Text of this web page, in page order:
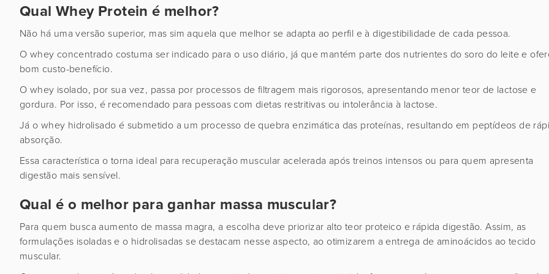
Qual Whey Protein é melhor?
Não há uma versão superior, mas sim aquela que melhor se adapta ao perfil e à digestibilidade de cada pessoa.
O whey concentrado costuma ser indicado para o uso diário, já que mantém parte dos nutrientes do soro do leite e
bom custo-benefício.
O whey isolado, por sua vez, passa por processos de filtragem mais rigorosos, apresentando menor teor de lactose e
gordura. Por isso, é recomendado para pessoas com dietas restritivas ou intolerância à lactose.
Já o whey hidrolisado é submetido a um processo de quebra enzimática das proteínas, resultando em peptídeos de
absorção.
Essa característica o torna ideal para recuperação muscular acelerada após treinos intensos ou para quem apresenta
digestão mais sensível.
Qual é o melhor para ganhar massa muscular?
Para quem busca aumento de massa magra, a escolha deve priorizar alto teor proteico e rápida digestão. Assim, as
formulações isoladas e o hidrolisadas se destacam nesse aspecto, ao otimizarem a entrega de aminoácidos ao tecido
muscular.